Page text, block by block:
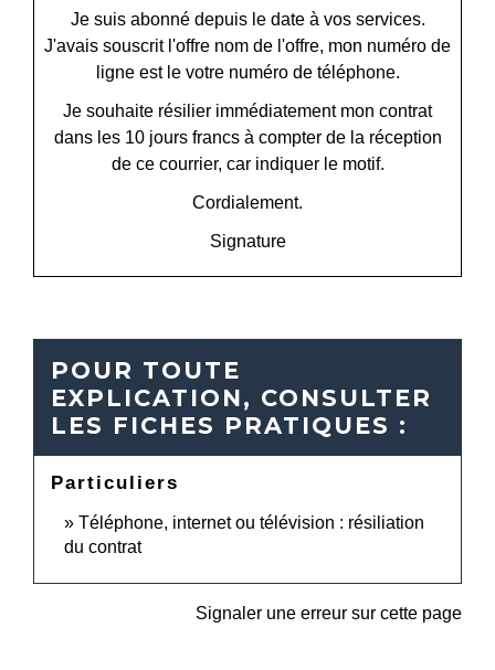
Je suis abonné depuis le dateà vos services.
J'avais souscrit l'offre nom de l'offre, mon numéro de
ligne est le votre numéro de téléphone.
Je souhaite résilier immédiatement mon contrat
dans les 10 jours francs à compter de la réception
de ce courrier, car indiquer le motif.
Cordialement.
Signature
POUR TOUTE
EXPLICATION, CONSULTER
LES FICHES PRATIQUES :
Particuliers
Téléphone, internet ou télévision : résiliation
du contrat
Signaler une erreur sur cette page